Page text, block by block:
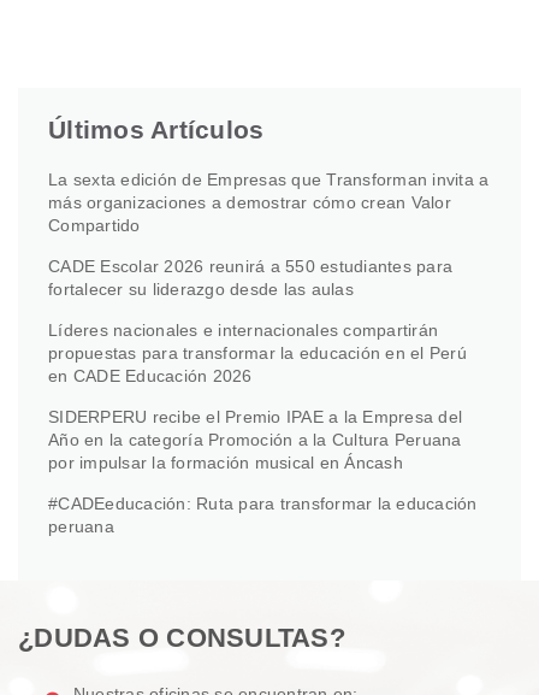
Últimos Artículos
La sexta edición de Empresas que Transforman invita a
más organizaciones a demostrar cómo crean Valor
Compartido
CADE Escolar 2026 reunirá a 550 estudiantes para
fortalecer su liderazgo desde las aulas
Líderes nacionales e internacionales compartirán
propuestas para transformar la educación en el Perú
en CADE Educación 2026
SIDERPERU recibe el Premio IPAE a la Empresa del
Año en la categoría Promoción a la Cultura Peruana
por impulsar la formación musical en Áncash
#CADEeducación: Ruta para transformar la educación
peruana
¿DUDAS O CONSULTAS?